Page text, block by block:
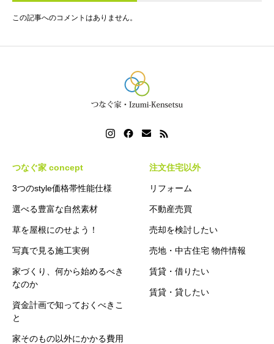
この記事へのコメントはありません。
つなぐ家 concept
3つのstyle価格帯性能仕様
選べる豊富な自然素材
草を屋根にのせよう！
写真で見る施工実例
家づくり、何から始めるべき
なのか
資金計画で知っておくべきこ
と
家そのもの以外にかかる費用
注文住宅以外
リフォーム
不動産売買
売却を検討したい
売地・中古住宅 物件情報
賃貸・借りたい
賃貸・貸したい